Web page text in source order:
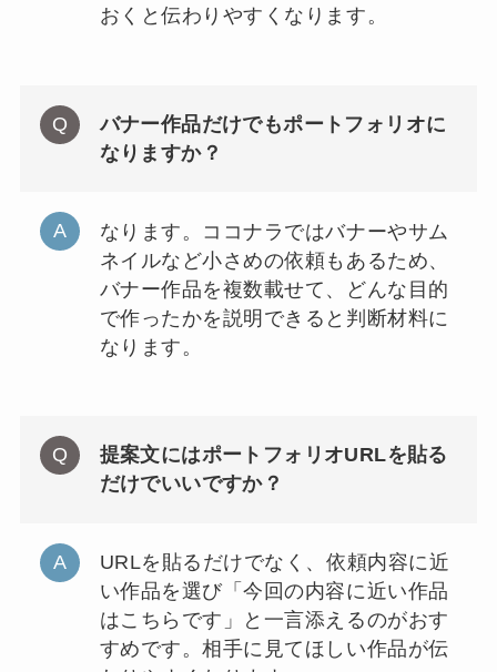
おくと伝わりやすくなります。
バナー作品だけでもポートフォリオに
なりますか？
なります。ココナラではバナーやサム
ネイルなど小さめの依頼もあるため、
バナー作品を複数載せて、どんな目的
で作ったかを説明できると判断材料に
なります。
提案文にはポートフォリオURLを貼る
だけでいいですか？
URLを貼るだけでなく、依頼内容に近
い作品を選び「今回の内容に近い作品
はこちらです」と一言添えるのがおす
すめです。相手に見てほしい作品が伝